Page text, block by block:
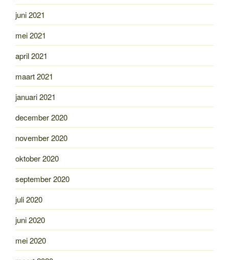
juni 2021
mei 2021
april 2021
maart 2021
januari 2021
december 2020
november 2020
oktober 2020
september 2020
juli 2020
juni 2020
mei 2020